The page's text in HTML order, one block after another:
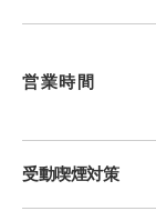
営業時間
受動喫煙対策